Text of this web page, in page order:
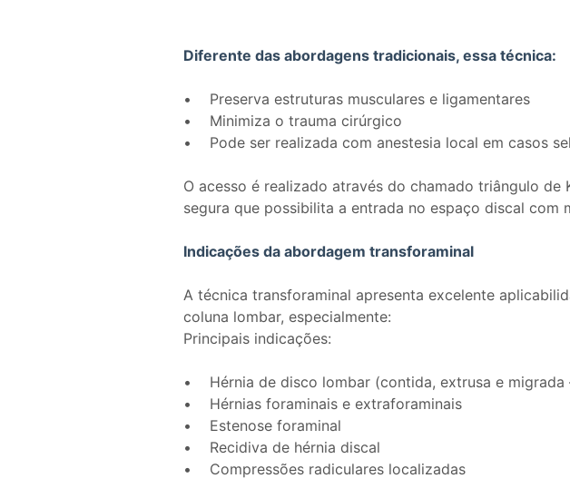
Diferente das abordagens tradicionais, essa técnica:
• Preserva estruturas musculares e ligamentares
• Minimiza o trauma cirúrgico
• Pode ser realizada com anestesia local em casos
O acesso é realizado através do chamado triângulo de
segura que possibilita a entrada no espaço discal com
Indicações da abordagem transforaminal
A técnica transforaminal apresenta excelente
coluna lombar, especialmente:
Principais indicações:
• Hérnia de disco lombar (contida, extrusa e migrada
• Hérnias foraminais e extraforaminais
• Estenose foraminal
• Recidiva de hérnia discal
• Compressões radiculares localizadas